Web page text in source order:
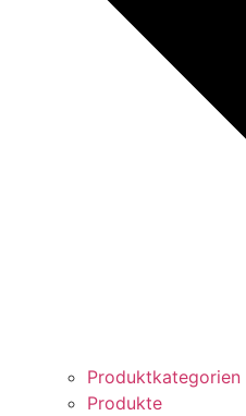
Produktkategorien
Produkte